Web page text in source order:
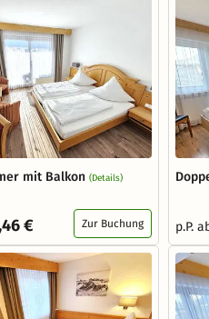
mit Balkon (Details)
€ Zur Buchung p.P.